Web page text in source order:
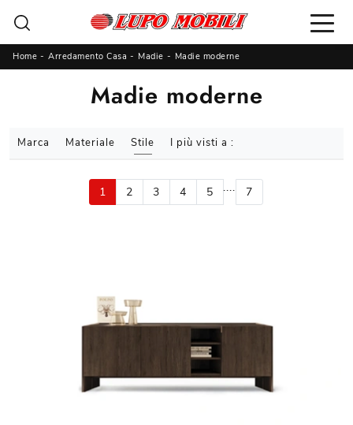
Home - Arredamento Casa - Madie - Madie moderne
Madie moderne
Marca Materiale Stile I più visti a :
1 2 3 4 5 .... 7